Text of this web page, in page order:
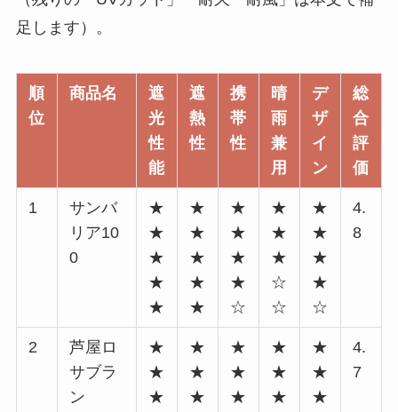
足します）。
順
位
商品名
遮
光
性
能
遮
熱
性
携
帯
性
晴
雨
兼
用
デ
ザ
イ
ン
総
合
評
価
1
サンバ
リア10
0
★
★
★
★
★
★
★
★
★
★
★
★
★
★
☆
★
★
★
☆
☆
★
★
★
★
☆
4.
8
2
芦屋ロ
サブラ
ン
★
★
★
★
★
★
★
★
★
★
★
★
★
★
★
4.
7